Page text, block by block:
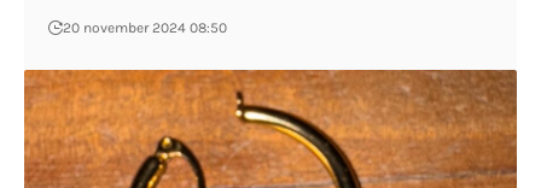
20 november 2024 08:50